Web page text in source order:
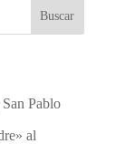
Buscar
Pablo
al